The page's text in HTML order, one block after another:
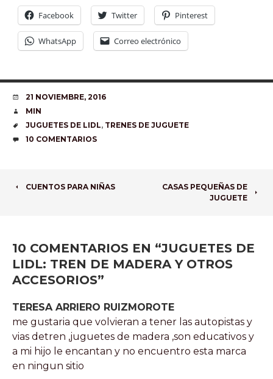
Facebook Twitter Pinterest
WhatsApp Correo electrónico
FECHA
21 NOVIEMBRE, 2016
AUTOR
MIN
ETIQUETAS
JUGUETES DE LIDL, TRENES DE JUGUETE
COMENTARIOS
10 COMENTARIOS
NAVEGADOR
ARTÍCULOS
CUENTOS PARA NIÑAS
CASAS PEQUEÑAS DE
JUGUETE
10 COMENTARIOS EN “JUGUETES DE
LIDL: TREN DE MADERA Y OTROS
ACCESORIOS”
TERESA ARRIERO RUIZMOROTE
me gustaria que volvieran a tener las autopistas y
vias detren ,juguetes de madera ,son educativos y
a mi hijo le encantan y no encuentro esta marca
en ningun sitio